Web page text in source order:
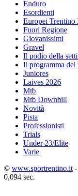
Enduro
Esordienti
Europei Trentino
Fuori Regione
Giovanissimi
Gravel
Il podio della
Il programma del
Juniores
Laives 2026
Mtb
Mtb Downhill
Novità
Pista
Professionisti
Trials
Under 23/Elite
Varie
© www.sportrentino.it-
0,094 sec.